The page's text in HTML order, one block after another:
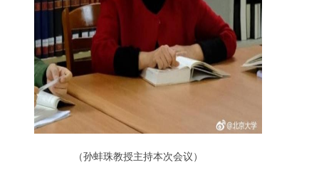
（孙蚌珠教授主持本次会议）